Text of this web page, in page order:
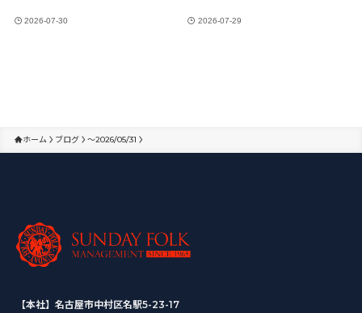
2026-07-30 2026-07-29
ホーム ブログ ～2026/05/31
【本社】名古屋市中村区名駅5-23-17